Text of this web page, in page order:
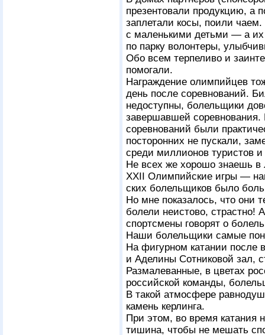
презентовали продукцию, а
заплетали косы, поили
с маленькими детьми — а
по парку волонтеры,
Обо всем терпеливо и
помогали.
Награждение олимпийцев
день после соревнований.
недоступны, болельщики
завершавшей
соревнований были
посторонних не пускали,
среди миллионов туристов
Не всех же хорошо знаешь в
XXII Олимпийские игры —
ских болельщиков было
Но мне показалось, что они
болели неистово,
спортсмены говорят о
Наши болельщики самые
На фигурном катании
и Аделины Сотниковой зал,
Размалеванные, в цветах
российской команды,
В такой атмосфере
камень керлинга.
При этом, во время катания
тишина, чтобы не мешать